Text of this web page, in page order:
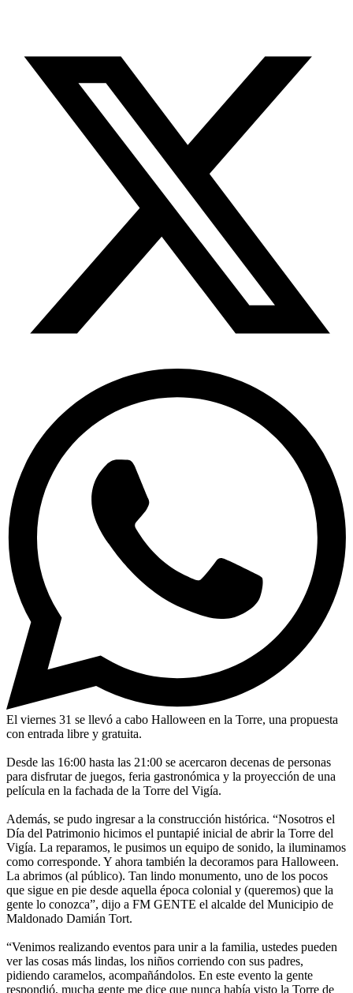
El viernes 31 se llevó a cabo Halloween en la Torre, una propuesta
con entrada libre y gratuita.
Desde las 16:00 hasta las 21:00 se acercaron decenas de personas
para disfrutar de juegos, feria gastronómica y la proyección de una
película en la fachada de la Torre del Vigía.
Además, se pudo ingresar a la construcción histórica. “Nosotros el
Día del Patrimonio hicimos el puntapié inicial de abrir la Torre del
Vigía. La reparamos, le pusimos un equipo de sonido, la iluminamos
como corresponde. Y ahora también la decoramos para Halloween.
La abrimos (al público). Tan lindo monumento, uno de los pocos
que sigue en pie desde aquella época colonial y (queremos) que la
gente lo conozca”, dijo a FM GENTE el alcalde del Municipio de
Maldonado Damián Tort.
“Venimos realizando eventos para unir a la familia, ustedes pueden
ver las cosas más lindas, los niños corriendo con sus padres,
pidiendo caramelos, acompañándolos. En este evento la gente
respondió, mucha gente me dice que nunca había visto la Torre de